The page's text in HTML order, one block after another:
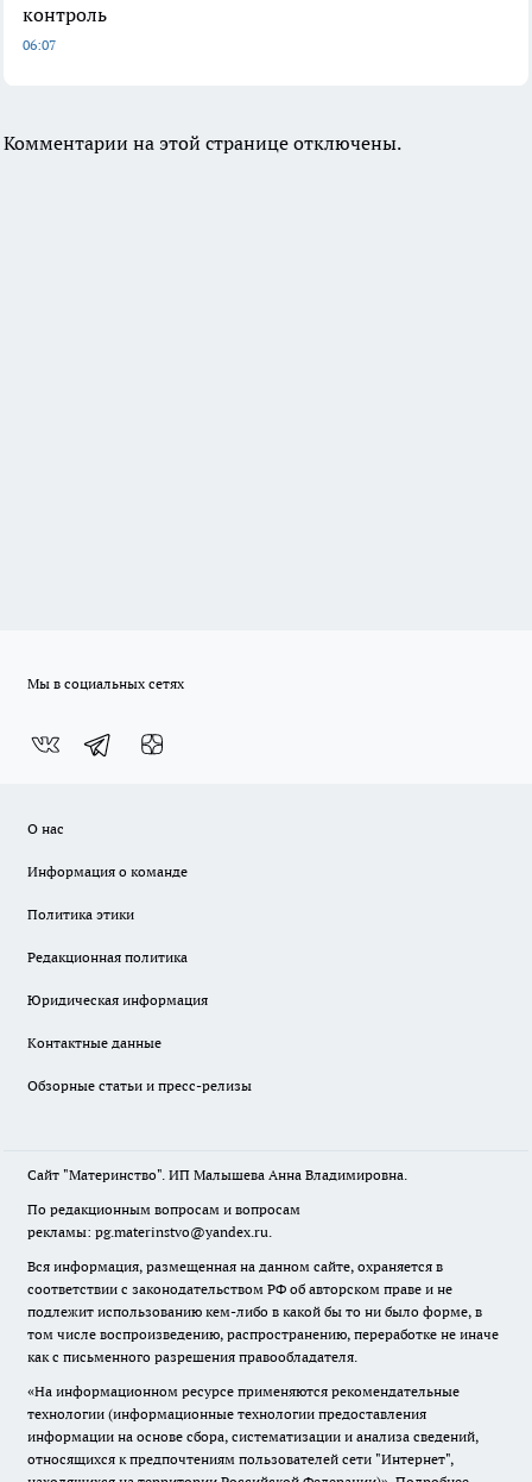
контроль
06:07
Комментарии на этой странице отключены.
Мы в социальных сетях
О нас
Информация о команде
Политика этики
Редакционная политика
Юридическая информация
Контактные данные
Обзорные статьи и пресс-релизы
Сайт "Материнство". ИП Малышева Анна Владимировна.
По редакционным вопросам и вопросам
рекламы: pg.materinstvo@yandex.ru.
Вся информация, размещенная на данном сайте, охраняется в
соответствии с законодательством РФ об авторском праве и не
подлежит использованию кем-либо в какой бы то ни было форме, в
том числе воспроизведению, распространению, переработке не иначе
как с письменного разрешения правообладателя.
«На информационном ресурсе применяются рекомендательные
технологии (информационные технологии предоставления
информации на основе сбора, систематизации и анализа сведений,
относящихся к предпочтениям пользователей сети "Интернет",